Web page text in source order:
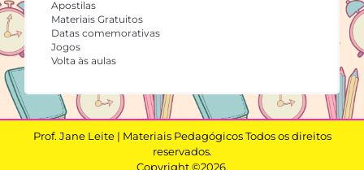
Apostilas
Materiais Gratuitos
Datas comemorativas
Jogos
Volta às aulas
Prof. Jane Leite | Materiais Pedagógicos Todos os direitos
reservados.
Copyright ©2026.